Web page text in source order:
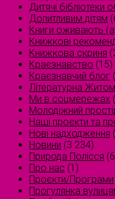
Дитячі бібліотеки
Допитливим дітям
Книги оживають
Книжкові
Книжкова скриня
Краєзнавство (15)
Краєзнавчий блог
Літературна
Ми в соцмережах
Молодіжний
Наші проєкти та
Нові надходження
Новини (3 234)
Природа Полісся
Про нас (1)
Проєкти/Програми
Прогулянка